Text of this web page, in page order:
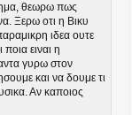
θεωρω πως
Ξερω οτι η Βικυ
ιδεα ουτε
ειναι η
γυρω στον
και να δουμε τι
Αν καποιος